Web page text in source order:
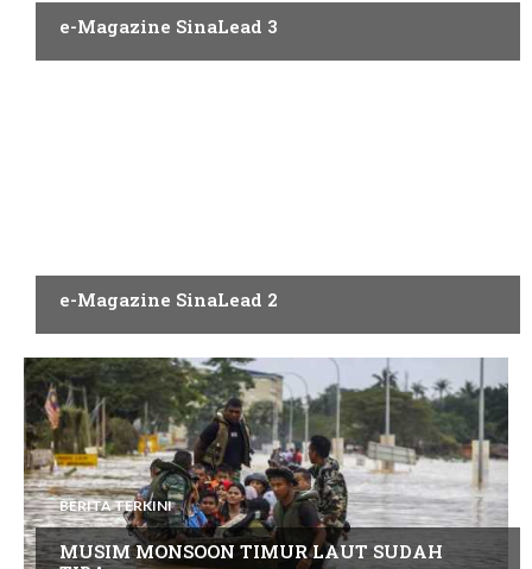
e-Magazine SinaLead 3
e-Magazine SinaLead 2
BERITA TERKINI
MUSIM MONSOON TIMUR LAUT SUDAH